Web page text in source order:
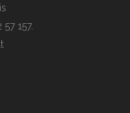
157.